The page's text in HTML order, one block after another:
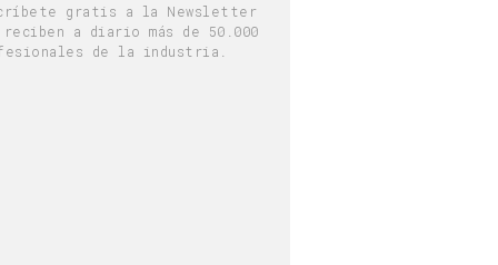
gratis a la Newsletter
reciben a diario más de 50.000
de la industria.